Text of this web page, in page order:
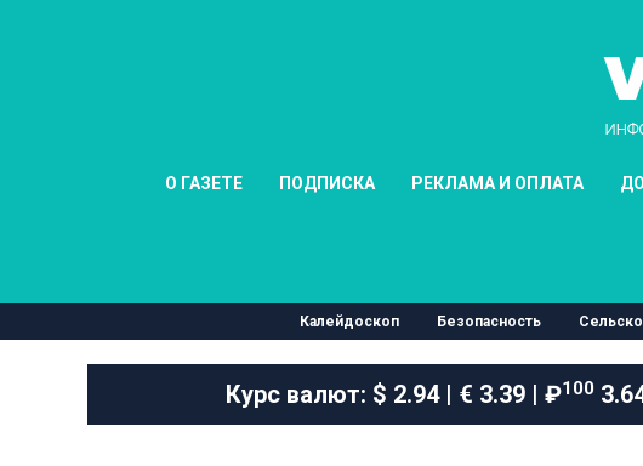
О ГАЗЕТЕ ПОДПИСКА РЕКЛАМА И ОПЛАТА
Калейдоскоп Безопасность
Курс валют: $ 2.94 | € 3.39 | ₽100